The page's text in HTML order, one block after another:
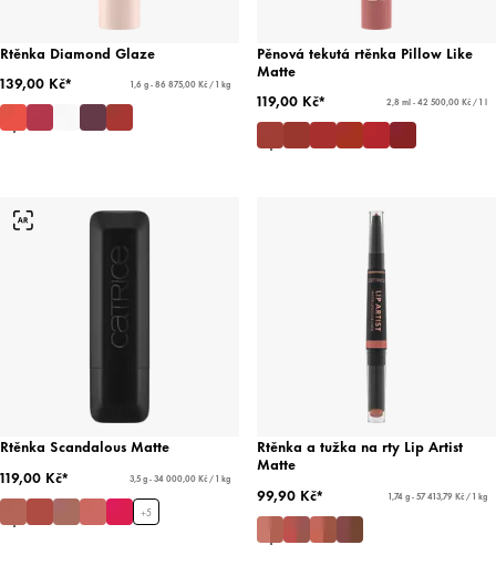
Rtěnka Diamond Glaze
139,00 Kč*
1,6 g - 86 875,00 Kč / 1 kg
Pěnová tekutá rtěnka Pillow Like
Matte
119,00 Kč*
2,8 ml - 42 500,00 Kč / 1 l
Rtěnka Scandalous Matte
119,00 Kč*
3,5 g - 34 000,00 Kč / 1 kg
+5
Rtěnka a tužka na rty Lip Artist
Matte
99,90 Kč*
1,74 g - 57 413,79 Kč / 1 kg